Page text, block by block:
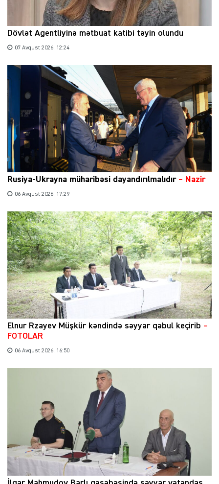
Dövlət Agentliyinə mətbuat katibi təyin olundu
07 Avqust 2026, 12:24
Rusiya-Ukrayna müharibəsi dayandırılmalıdır– Nazir
06 Avqust 2026, 17:29
Elnur Rzayev Müşkür kəndində səyyar qəbul keçirib –
FOTOLAR
06 Avqust 2026, 16:50